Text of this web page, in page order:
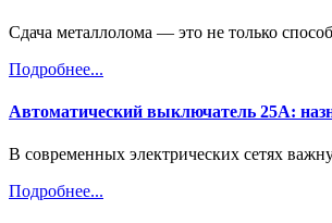
Сдача металлолома — это не только
Подробнее...
Автоматический выключатель 25А:
В современных электрических сетях
Подробнее...